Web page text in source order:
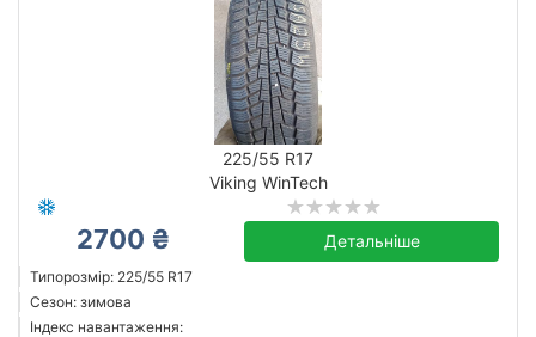
225/55 R17
Viking WinTech
2700 ₴ Детальніше
Типорозмір: 225/55 R17
Сезон: зимова
Індекс навантаження: